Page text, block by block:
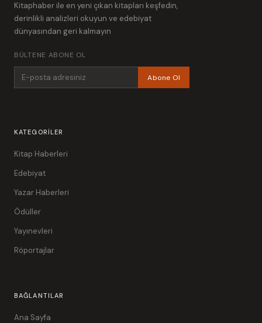
Kitaphaber ile en yeni çıkan kitapları keşfedin,
derinlikli analizleri okuyun ve edebiyat
dünyasından geri kalmayın
BÜLTENE ABONE OL
Abone Ol
KATEGORILER
Kitap Haberleri
Edebiyat
Yazar Haberleri
Ödüller
Yayınevleri
Röportajlar
BAĞLANTILAR
Ana Sayfa